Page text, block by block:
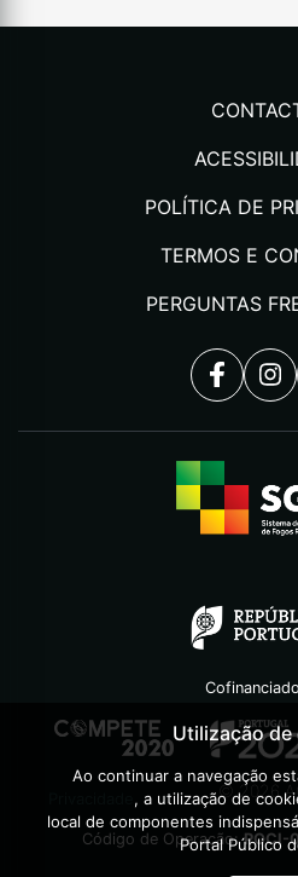
POLÍTICA DE
TERMOS E
PERGUNTAS
©2026
Código de Operação:POCI-
Utilização de
Ao continuar a navegação
, a utilização de
local de componentes
Portal Público